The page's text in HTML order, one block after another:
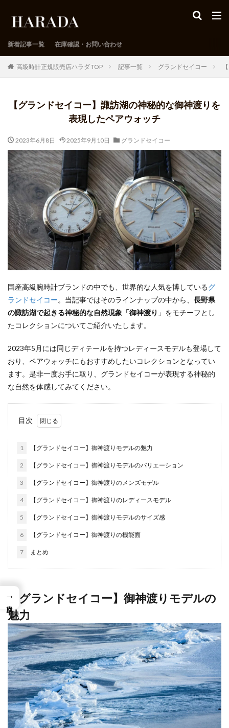
新着記事一覧 在庫確認・お問い合わせ
高級時計正規販売店ハラダ TOP 記事一覧 グランドセイコー
【グランドセイコー】諏訪湖の神秘的な御神渡りを
表現したペアウォッチ
2023年6月8日 2025年9月10日 グランドセイコー
国産高級腕時計ブランドの中でも、世界的な人気を博しているグ
ランドセイコー。当記事ではそのラインナップの中から、 長野県
の諏訪湖で起きる神秘的な自然現象「御神渡り 」をモチーフとし
たコレクションについてご紹介いたします。
2023年5月には同じディテールを持つレディースモデルも登場して
おり、ペアウォッチにもおすすめしたいコレクションとなってい
ます。是非一度お手に取り、グランドセイコーが表現する神秘的
な自然を体感してみてください。
目次
1 【グランドセイコー】御神渡りモデルの魅力
2 【グランドセイコー】御神渡りモデルのバリエーション
3 【グランドセイコー】御神渡りのメンズモデル
4 【グランドセイコー】御神渡りのレディースモデル
5 【グランドセイコー】御神渡りモデルのサイズ感
6 【グランドセイコー】御神渡りの機能面
7 まとめ
【グランドセイコー】御神渡りモデルの
魅力
→